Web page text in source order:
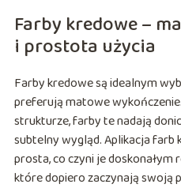
Farby kredowe –
i prostota użycia
Farby kredowe są idealnym
preferują matowe
strukturze, farby te nadają
subtelny wygląd. Aplikacja
prosta, co czyni je
które dopiero zaczynają swoją